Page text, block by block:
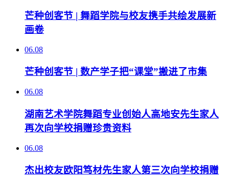
芒种创客节 | 舞蹈学院与校友携手共绘发展新
画卷
06.08
芒种创客节 | 数产学子把“课堂”搬进了市集
06.08
湖南艺术学院舞蹈专业创始人高地安先生家人
再次向学校捐赠珍贵资料
06.08
杰出校友欧阳笃材先生家人第三次向学校捐赠